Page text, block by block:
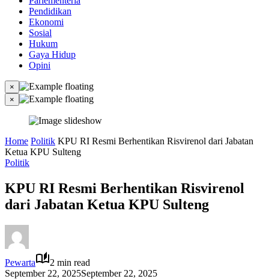
Pendidikan
Ekonomi
Sosial
Hukum
Gaya Hidup
Opini
×
×
Home Politik KPU RI Resmi Berhentikan Risvirenol dari Jabatan
Ketua KPU Sulteng
Politik
KPU RI Resmi Berhentikan Risvirenol
dari Jabatan Ketua KPU Sulteng
Pewarta
2 min read
September 22, 2025September 22, 2025